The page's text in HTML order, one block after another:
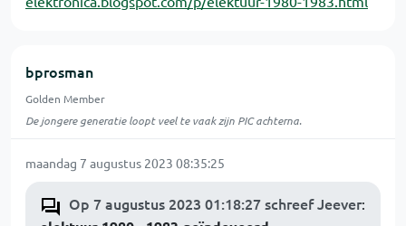
bprosman
Golden Member
De jongere generatie loopt veel te vaak zijn PIC achterna.
maandag 7 augustus 2023 08:35:25
Op 7 augustus 2023 01:18:27 schreef Jeever: